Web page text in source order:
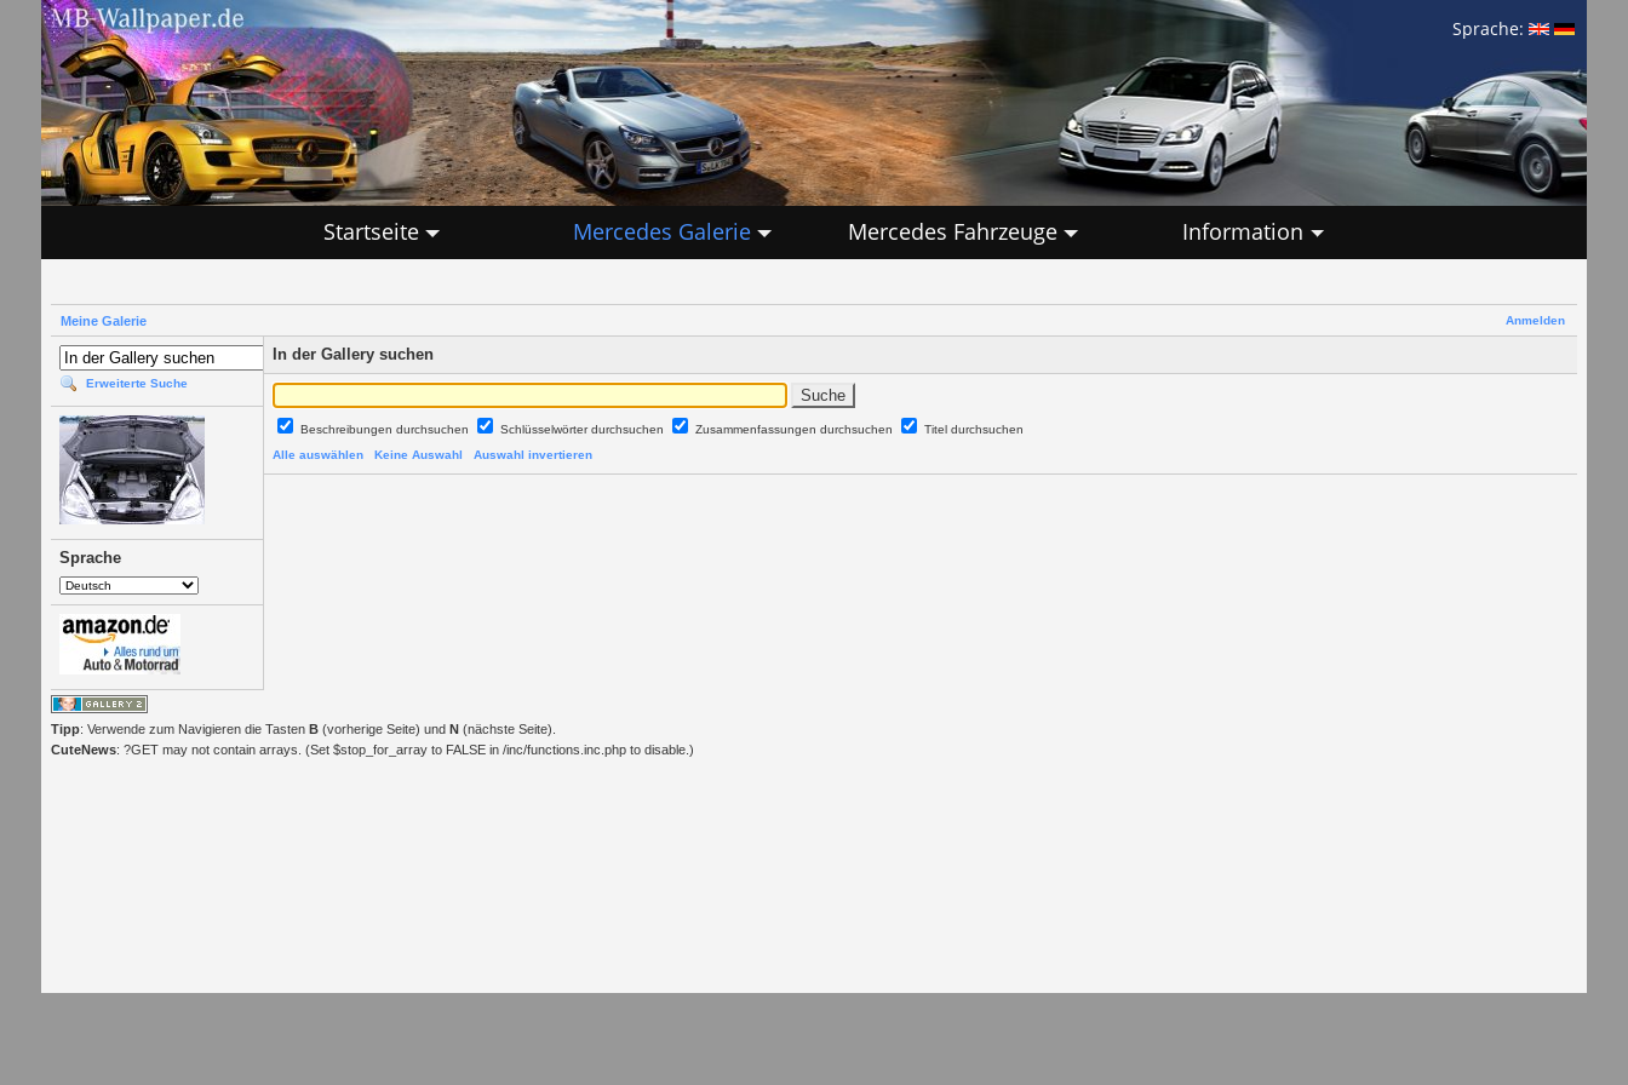
Sprache:
Startseite Mercedes Galerie Mercedes Fahrzeuge Information
Anmelden
Meine Galerie
Erweiterte Suche
Sprache
In der Gallery suchen
Beschreibungen durchsuchen Schlüsselwörter durchsuchen Zusammenfassungen durchsuchen
Titel durchsuchen
Alle auswählen
Keine Auswahl Auswahl invertieren
Tipp: Verwende zum Navigieren die Tasten B(vorherige Seite) und N(nächste Seite).
CuteNews: ?GET may not contain arrays. (Set $stop_for_array to FALSE in /inc/functions.inc.php to disable.)